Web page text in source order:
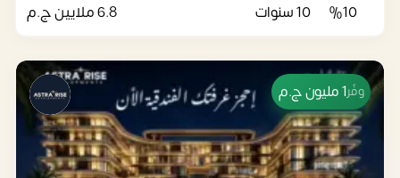
%10 10 سنوات 6.8 ملايين ج.م
وفّر1 مليون ج.م